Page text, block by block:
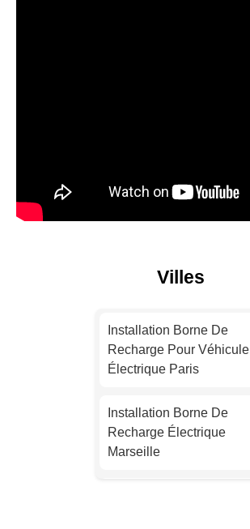
Villes
Installation Borne De
Recharge Pour Véhicule
Électrique Paris
Installation Borne De
Recharge Électrique
Marseille